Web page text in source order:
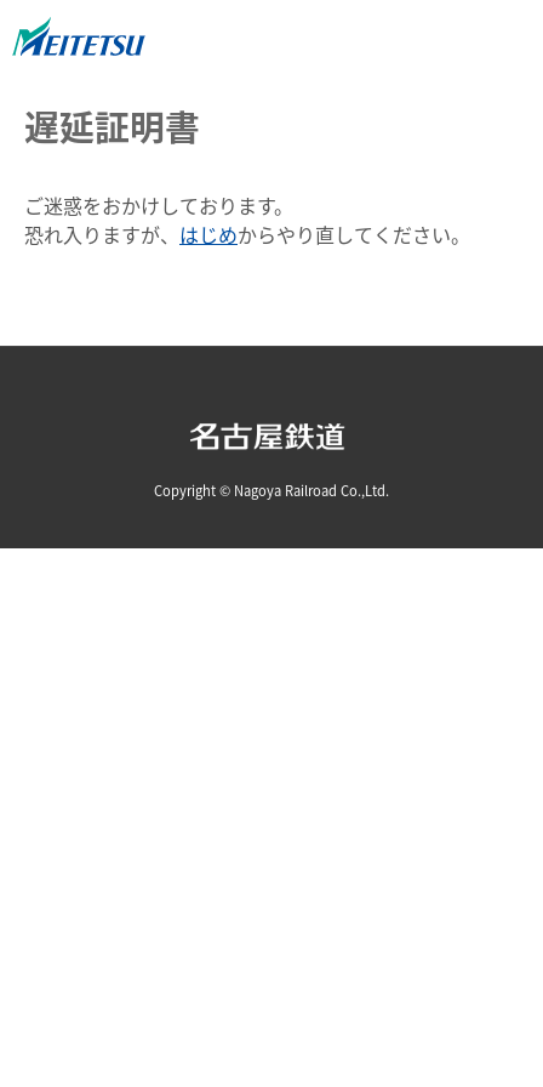
遅延証明書
ご迷惑をおかけしております。
恐れ入りますが、 はじめからやり直してください。
Copyright © Nagoya Railroad Co.,Ltd.